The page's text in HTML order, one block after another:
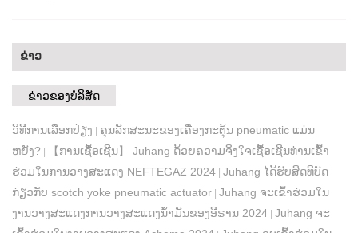
ຂ່າວ
ຂ່າວຂອງບໍລິສັດ
ວິທີການເລືອກປ່ຽງ
ຄຸນລັກສະນະຂອງເຄື່ອງກະຕຸ້ນ pneumatic ແມ່ນ
ຫຍັງ?
【​ການ​ເຊື້ອ​ເຊີນ​】 Juhang ດ້ວຍ​ຄວາມ​ຈິງ​ໃຈ​ເຊື້ອ​ເຊີນ​ທ່ານ​ເຂົ້າ​
ຮ່ວມ​ໃນ​ການ​ວາງ​ສະ​ແດງ NEFTEGAZ 2024 Juhang ໄດ້​ຮັບ​ສິດ​ທິ​ບັດ​
ກ່ຽວ​ກັບ scotch yoke pneumatic actuator​ Juhang ຈະ​ເຂົ້າ​ຮ່ວມ​ໃນ​
ງານ​ວາງ​ສະ​ແດງ​ການ​ວາງ​ສະ​ແດງ​ນ້ຳມັນ​ຂອງ​ອີຣານ 2024 Juhang ຈະ